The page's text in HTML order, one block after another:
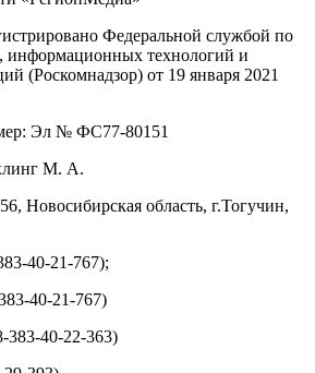
Федеральной службой по
информационных технологий и
(Роскомнадзор) от 19 января 2021
Эл № ФС77-80151
М. А.
Новосибирская область, г.Тогучин,
40-21-767);
40-21-767)
383-40-22-363)